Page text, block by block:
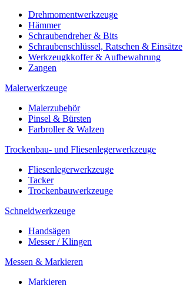
Drehmomentwerkzeuge
Hämmer
Schraubendreher & Bits
Schraubenschlüssel, Ratschen & Einsätze
Werkzeugkkoffer & Aufbewahrung
Zangen
Malerwerkzeuge
Malerzubehör
Pinsel & Bürsten
Farbroller & Walzen
Trockenbau- und Fliesenlegerwerkzeuge
Fliesenlegerwerkzeuge
Tacker
Trockenbauwerkzeuge
Schneidwerkzeuge
Handsägen
Messer / Klingen
Messen & Markieren
Markieren